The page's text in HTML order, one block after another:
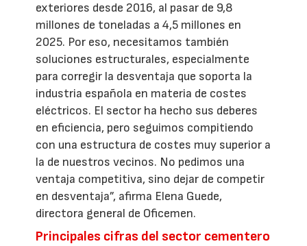
exteriores desde 2016, al pasar de 9,8
millones de toneladas a 4,5 millones en
2025. Por eso, necesitamos también
soluciones estructurales, especialmente
para corregir la desventaja que soporta la
industria española en materia de costes
eléctricos. El sector ha hecho sus deberes
en eficiencia, pero seguimos compitiendo
con una estructura de costes muy superior a
la de nuestros vecinos. No pedimos una
ventaja competitiva, sino dejar de competir
en desventaja”, afirma Elena Guede,
directora general de Oficemen.
Principales cifras del sector cementero